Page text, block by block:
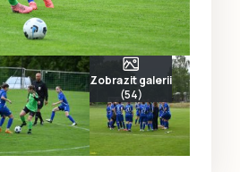
Zobrazit galerii
(54)